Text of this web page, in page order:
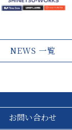
NEWS 一覧
お問い合わせ